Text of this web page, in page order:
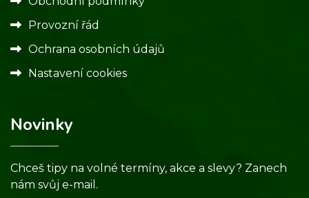
Provozní řád
Ochrana osobních údajů
Nastavení cookies
Novinky
Chceš tipy na volné termíny, akce a slevy? Zanech
nám svůj e-mail.